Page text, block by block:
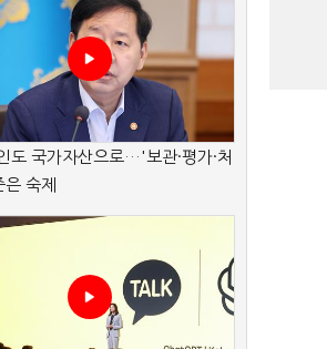
도 국가자산으로…'보관·평가·처
숙제